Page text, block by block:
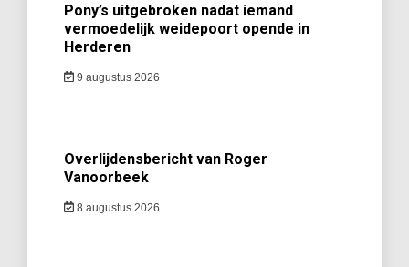
Pony’s uitgebroken nadat iemand
vermoedelijk weidepoort opende in
Herderen
9 augustus 2026
Overlijdensbericht van Roger
Vanoorbeek
8 augustus 2026